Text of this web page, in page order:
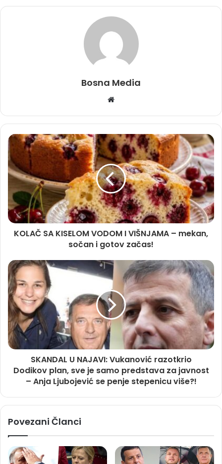
Bosna Media
Website
KOLAČ SA KISELOM VODOM I VIŠNJAMA – mekan,
sočan i gotov začas!
SKANDAL U NAJAVI: Vukanović razotkrio
Dodikov plan, sve je samo predstava za javnost
– Anja Ljubojević se penje stepenicu više?!
Povezani Članci